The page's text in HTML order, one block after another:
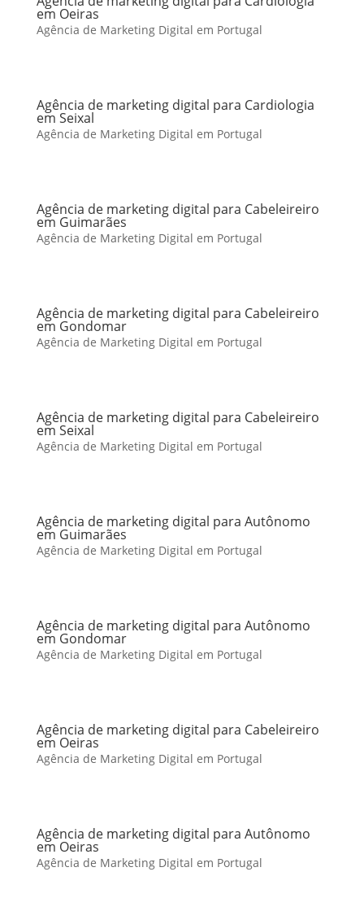
em Oeiras
Agência de Marketing Digital em Portugal
Agência de marketing digital para Cardiologia
em Seixal
Agência de Marketing Digital em Portugal
Agência de marketing digital para Cabeleireiro
em Guimarães
Agência de Marketing Digital em Portugal
Agência de marketing digital para Cabeleireiro
em Gondomar
Agência de Marketing Digital em Portugal
Agência de marketing digital para Cabeleireiro
em Seixal
Agência de Marketing Digital em Portugal
Agência de marketing digital para Autônomo
em Guimarães
Agência de Marketing Digital em Portugal
Agência de marketing digital para Autônomo
em Gondomar
Agência de Marketing Digital em Portugal
Agência de marketing digital para Cabeleireiro
em Oeiras
Agência de Marketing Digital em Portugal
Agência de marketing digital para Autônomo
em Oeiras
Agência de Marketing Digital em Portugal